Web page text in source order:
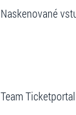
Naskenované
Team Ticketportal